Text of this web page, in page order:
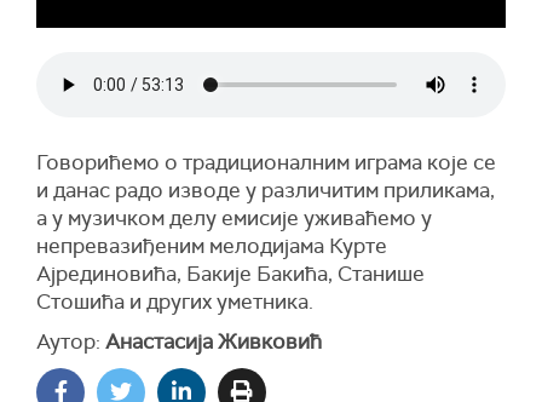
Говорићемо о традиционалним играма које се
и данас радо изводе у различитим приликама,
а у музичком делу емисије уживаћемо у
непревазиђеним мелодијама Курте
Ајрединовића, Бакије Бакића, Станише
Стошића и других уметника.
Аутор: Анастасија Живковић